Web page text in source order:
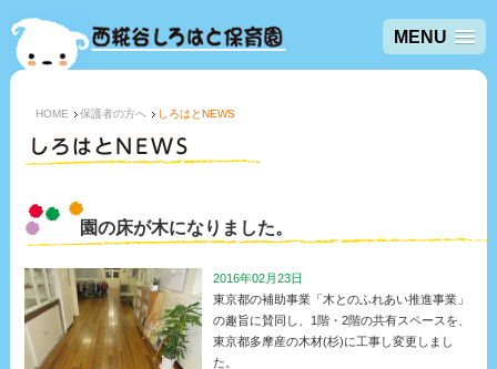
MENU
HOME 保護者の方へ しろはとNEWS
園の床が木になりました。
2016年02月23日
東京都の補助事業「木とのふれあい推進事業」
の趣旨に賛同し、1階・2階の共有スペースを、
東京都多摩産の木材(杉)に工事し変更しまし
た。